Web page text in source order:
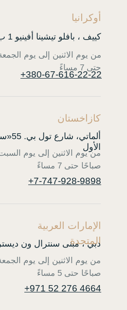
أوكرانيا
كييف ، بافلو تيشينا أفينيو 1 ب
حتى 7 مساءً
+380-67-616-22-22
كازاخستان
الأول
صباحًا حتى 7 مساءً
+7-747-928-9898
الإمارات العربية
المتحدة
دبي ، مبنى سنترال ون
صباحًا حتى 5 مساءً
+971 52 276 4664